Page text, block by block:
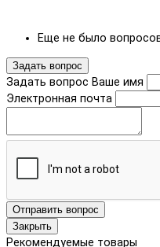
Еще не было
Задать вопрос
Задать вопрос Ваше имя
Электронная почта
Отправить вопрос
Закрыть
Рекомендуемые товары